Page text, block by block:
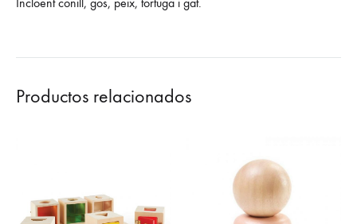
Productos relacionados